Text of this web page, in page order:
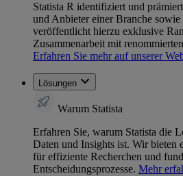
Statista R identifiziert und
und Anbieter einer Branche
veröffentlicht hierzu exklusive
Zusammenarbeit mit
Erfahren Sie mehr auf unserer
Lösungen
Warum Statista
Erfahren Sie, warum Statista die
Daten und Insights ist. Wir bieten
für effiziente Recherchen und
Entscheidungsprozesse. Mehr